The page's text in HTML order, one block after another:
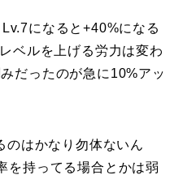
になると+40%になる
ベルを上げる労力は変わ
だったのが急に10%アッ
のはかなり勿体ないん
を持ってる場合とかは弱